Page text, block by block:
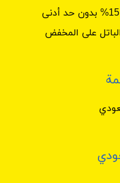
على المخفض